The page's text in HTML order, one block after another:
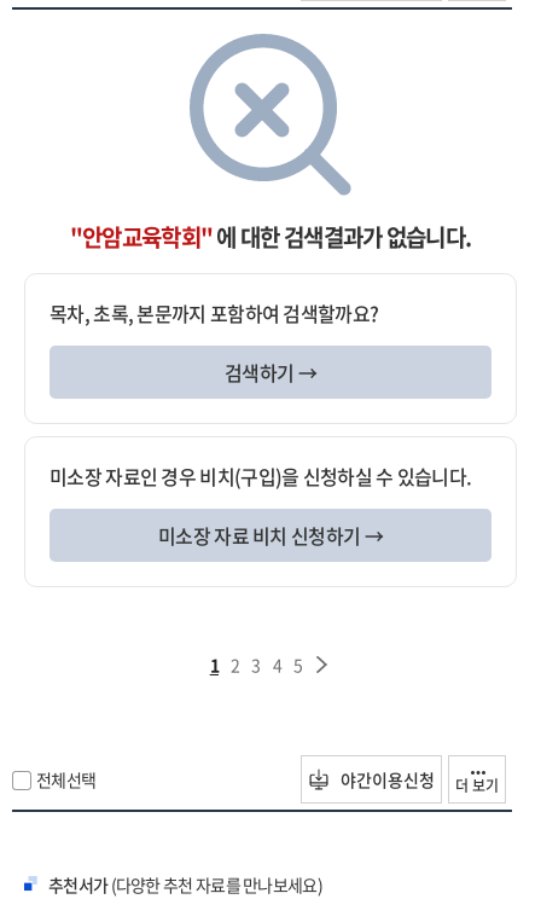
"안암교육학회"에 대한 검색결과가 없습니다.
목차, 초록, 본문까지 포함하여 검색할까요?
검색하기 →
미소장 자료인 경우 비치(구입)을 신청하실 수 있습니다.
미소장 자료 비치 신청하기 →
1 2 3 4 5
전체선택 야간이용신청 더 보기
추천서가(다양한 추천 자료를 만나보세요)